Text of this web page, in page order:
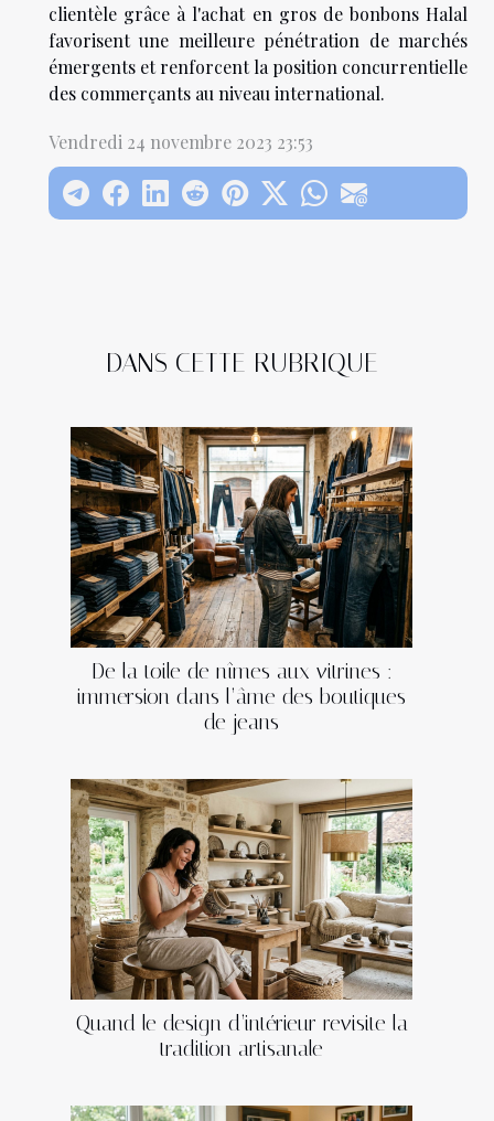
DANS CETTE RUBRIQUE
De la toile de nîmes aux vitrines :
immersion dans l’âme des boutiques
de jeans
Quand le design d’intérieur revisite la
tradition artisanale
clientèle grâce à l'achat en gros de bonbons Halal
favorisent une meilleure pénétration de marchés
émergents et renforcent la position concurrentielle
des commerçants au niveau international.
Vendredi 24 novembre 2023 23:53